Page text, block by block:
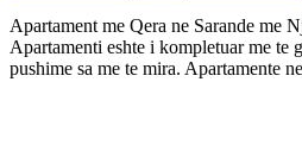
Apartament me Qera ne Sarande me
Apartamenti eshte i kompletuar me te
pushime sa me te mira. Apartamente